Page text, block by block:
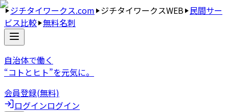
ジチタイワークス.com ジチタイワークスWEB 民間サー
ビス比較 無料名刺
自治体で働く
“コトとヒト”を元気に。
会員登録(無料)
ログインログイン